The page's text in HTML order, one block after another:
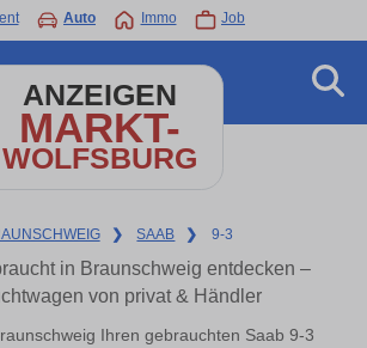
Auto Immo Job
ANZEIGEN
MARKT-
WOLFSBURG
❯ SAAB ❯ 9-3
in Braunschweig entdecken –
von privat & Händler
Ihren gebrauchten Saab 9-3